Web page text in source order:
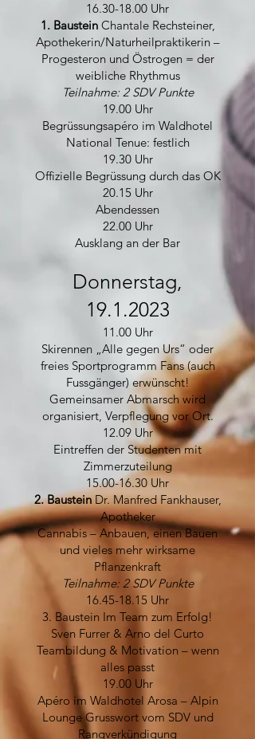
16.30-18.00 Uhr
1. BausteinChantale Rechsteiner,
Apothekerin/Naturheilpraktikerin –
Progesteron und Östrogen = der
weibliche Rhythmus
Teilnahme: 2 SDV Punkte
19.00 Uhr
​Begrüssungsapéro im Waldhotel
National Tenue: festlich
19.30 Uhr
Offizielle Begrüssung durch das OK
20.15 Uhr
Abendessen
22.00 Uhr
Ausklang an der Bar
Donnerstag,
19.1.2023
11.00 Uhr
Skirennen „Alle gegen Urs“ oder
freies Sportprogramm Fans (auch
Fussgänger) erwünscht!
Gemeinsamer Abmarsch wird
organisiert, Verpflegung vor Ort.
12.09 Uhr
Eintreffen der Studenten mit
Zimmerzuteilung
15.00-16.30 Uhr
2. BausteinDr. Manfred Fankhauser,
Apotheker
Cannabis – Anbauen, einen Bauen
und vieles mehr wirksame
Pflanzenkraft
Teilnahme: 2 SDV Punkte
16.45-18.15 Uhr
3. Baustein Im Team zum Erfolg!
Sven Furrer & Arno del Curto
Teambildung & Motivation – wenn
alles passt
19.00 Uhr
Apéro im Waldhotel Arosa – Alpin
Lounge Grusswort vom SDV und
Rangverkündigung